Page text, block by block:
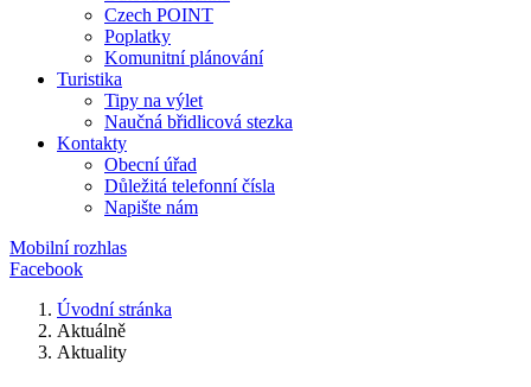
Czech POINT
Poplatky
Komunitní plánování
Turistika
Tipy na výlet
Naučná břidlicová stezka
Kontakty
Obecní úřad
Důležitá telefonní čísla
Napište nám
Mobilní rozhlas
Facebook
Úvodní stránka
Aktuálně
Aktuality